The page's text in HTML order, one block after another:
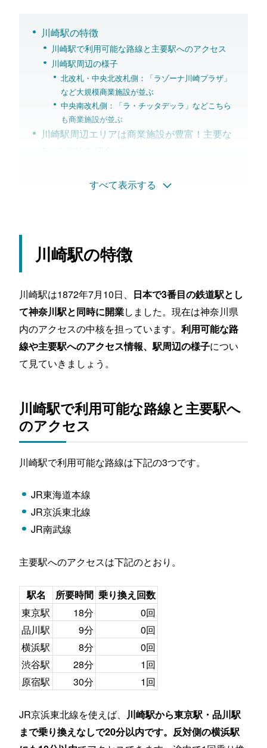
川崎駅の特徴
川崎駅で利用可能な路線と主要駅へのアクセス
川崎駅周辺の様子
北改札・中央北改札側：「ラゾーナ川崎プラザ」
など大規模商業施設が並ぶ
中央南改札側：「ラ・チッタデッラ」などこちら
も商業施設が並ぶ
川崎駅周辺エリアは商業施設が豊富！主要な
6つの施設を紹介
川崎DICE：映画館・ゲームセンターが魅力の駅
川崎ルフロン：10階には新感覚水族館「カワス
イ」が入居
川崎駅周辺エリアの魅力とは？
魅力①：圧倒的に商業施設が豊富
魅力②：横浜・東京へのアクセス性が高い
川崎駅周辺エリアへの不動産投資はアリ？
昭和22年から人口は右肩上がり！賃貸需要も高ま
リーマンまで単身層が集まる
で新築マンションも
まとめ
すべて表示する
川崎駅の特徴
川崎駅は1872年7月10日、 日本で3番目の鉄道駅とし
て神奈川駅と同時に開業しました。現在は神奈川県
内のアクセスの中核を担っています。利用可能な路
線や主要駅へのアクセス情報、駅周辺の様子につい
て見ていきましょう。
川崎駅で利用可能な路線と主要駅へ
のアクセス
川崎駅で利用可能な路線は下記の3つです。
JR東海道本線
JR京浜東北線
JR南武線
主要駅へのアクセスは下記のとおり。
駅名 所要時間 乗り換え回数
東京駅 18分
0回
品川駅
9分
0回
横浜駅
8分
0回
渋谷駅
28分
1回
原宿駅
30分 1回
JR京浜東北線を使えば、 川崎駅から東京駅・品川駅
まで乗り換えなしで20分以内です。反対側の横浜駅